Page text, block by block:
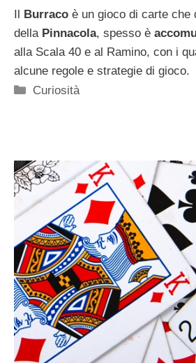
Il Burraco è un gioco di carte che
della Pinnacola, spesso è
alla Scala 40 e al Ramino, con i
alcune regole e strategie di gioco.
Categorie
Curiosità